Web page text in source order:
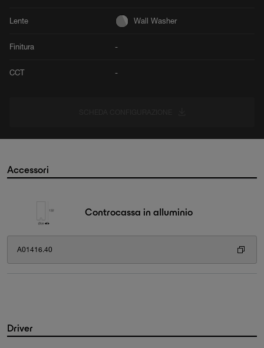
Lente Wall Washer
Finitura -
CCT -
Accessori
Controcassa in alluminio
A01416.40
Driver